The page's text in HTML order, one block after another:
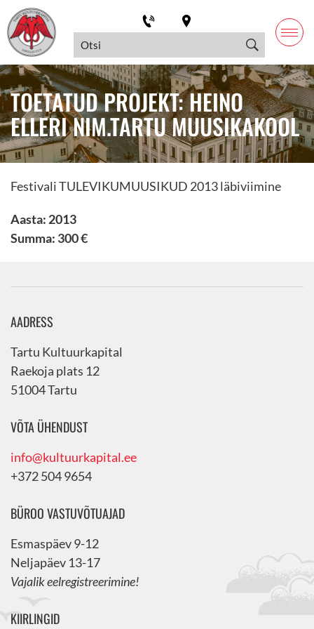
TOETATUD PROJEKT: HEINO
ELLERI NIM.TARTU MUUSIKAKOOL
Festivali TULEVIKUMUUSIKUD 2013 läbiviimine
Aasta: 2013
Summa: 300 €
AADRESS
Tartu Kultuurkapital
Raekoja plats 12
51004 Tartu
VÕTA ÜHENDUST
info@kultuurkapital.ee
+372 504 9654
BÜROO VASTUVÕTUAJAD
Esmaspäev 9-12
Neljapäev 13-17
Vajalik eelregistreerimine!
KIIRLINGID